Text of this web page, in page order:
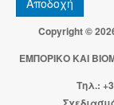
Copyright ©
ΕΜΠΟΡΙΚΟ ΚΑΙ
Τηλ.: